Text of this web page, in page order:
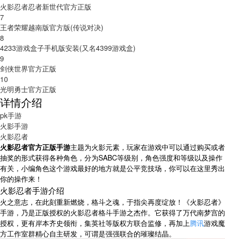
火影忍者忍者新世代官方正版
7
王者荣耀越南版官方版(传说对决)
8
4233游戏盒子手机版安装(又名4399游戏盒)
9
剑侠世界官方正版
10
光明勇士官方正版
详情介绍
pk手游
火影手游
火影忍者
火影忍者官方正版手游主题为火影元素，玩家在游戏中可以通过购买或者
抽奖的形式获得各种角色，分为SABC等级别，角色强度和等级以及操作
有关，小编角色这个游戏最好的地方就是公平竞技场，你可以在这里秀出
你的操作来！
火影忍者手游介绍
火之意志，在此刻重新燃烧，格斗之魂，于指尖再度绽放！《火影忍者》
手游，乃是正版授权的火影忍者格斗手游之杰作。它获得了万代南梦宫的
授权，更有岸本齐史领衔，集英社等版权方联合监修，再加上腾讯游戏魔
方工作室群精心自主研发，可谓是强强联合的璀璨结晶。